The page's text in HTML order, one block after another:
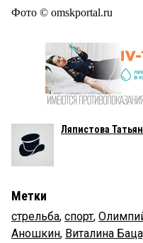
Фото © omskportal.ru
Ляпистова
Метки
стрельба, спорт,
Аношкин, Виталина